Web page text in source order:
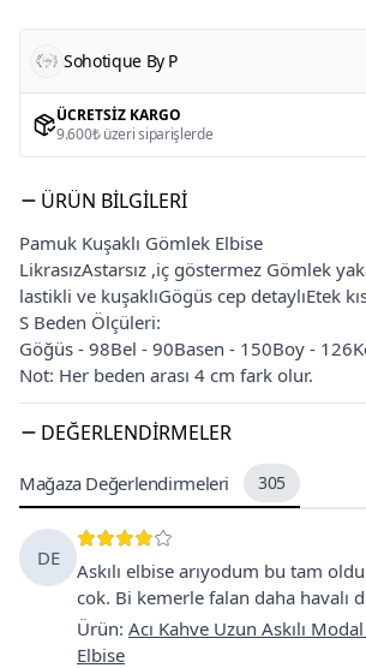
Sohotique By P
ÜCRETSIZ KARGO
9.600₺ üzeri siparişlerde
ÜRÜN BILGILERI
Pamuk Kuşaklı Gömlek Elbise
LikrasızAstarsız ,iç göstermez Gömlek
lastikli ve kuşaklıGögüs cep detaylıEtek
S Beden Ölçüleri:
Göğüs - 98Bel - 90Basen - 150Boy -
Not: Her beden arası 4 cm fark olur.
DEĞERLENDIRMELER
Mağaza Değerlendirmeleri 305
DE
Askılı elbise arıyodum bu tam
cok. Bi kemerle falan daha havalı
Ürün: Acı Kahve Uzun Askılı
Elbise